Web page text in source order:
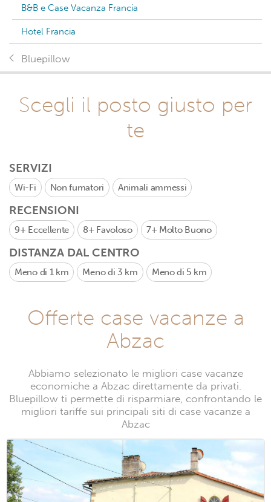
B&B e Case Vacanza Francia
Hotel Francia
Bluepillow
Scegli il posto giusto per
te
SERVIZI
Wi-Fi Non fumatori Animali ammessi
RECENSIONI
9+ Eccellente 8+ Favoloso 7+ Molto Buono
DISTANZA DAL CENTRO
Meno di 1 km Meno di 3 km Meno di 5 km
Offerte case vacanze a
Abzac
Abbiamo selezionato le migliori case vacanze
economiche a Abzac direttamente da privati.
Bluepillow ti permette di risparmiare, confrontando le
migliori tariffe sui principali siti di case vacanze a
Abzac